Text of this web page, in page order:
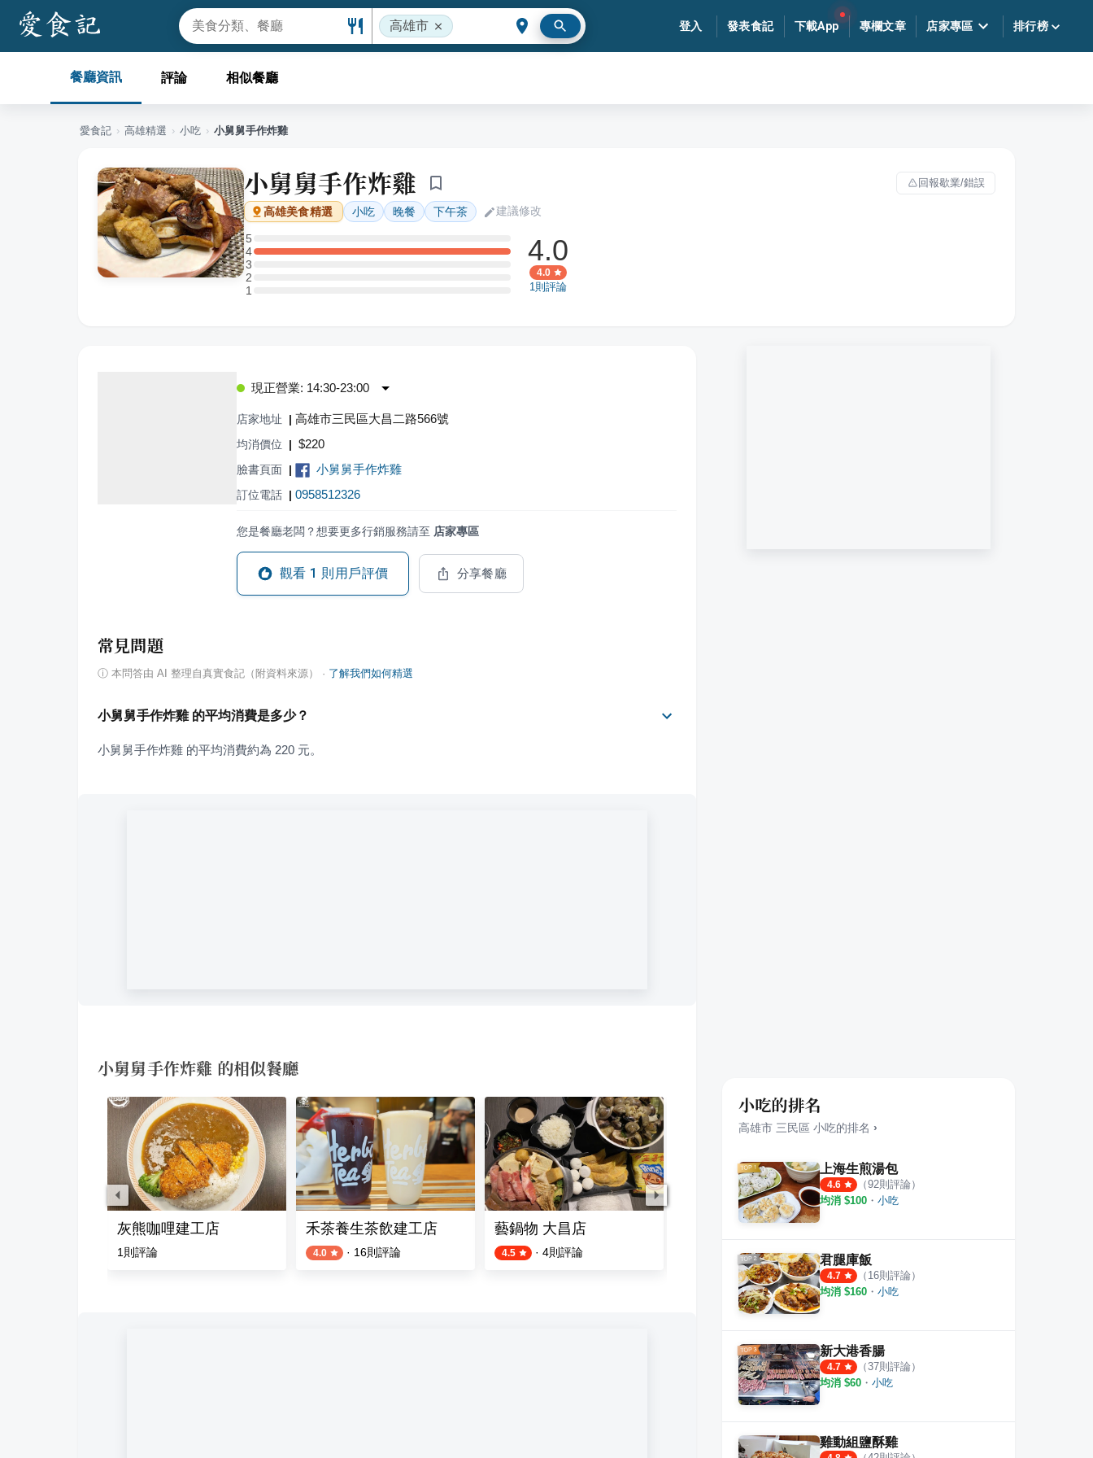
高雄市 登入 發表食記 下載App 專欄文章 店家專區 排行榜
餐廳資訊 評論 相似餐廳
愛食記 › 高雄精選 › 小吃 › 小舅舅手作炸雞
小舅舅手作炸雞 回報歇業/錯誤
高雄美食精選 小吃 晚餐 下午茶 建議修改
5
5 星：0 則評論
4
4 星：1 則評論
3
3 星：0 則評論
2
2 星：0 則評論
11 星：0 則評論
4.0
4.0
1則評論
現正營業: 14:30-23:00
店家地址 | 高雄市三民區大昌二路566號
均消價位 | $220
臉書頁面 | 小舅舅手作炸雞
訂位電話 | 0958512326
您是餐廳老闆？想要更多行銷服務請至 店家專區
觀看 1 則用戶評價 分享餐廳
常見問題
ⓘ 本問答由 AI 整理自真實食記（附資料來源） · 了解我們如何精選
小舅舅手作炸雞 的平均消費是多少？
小舅舅手作炸雞 的平均消費約為 220 元。
小舅舅手作炸雞 的相似餐廳
灰熊咖哩建工店
1 則評論
禾茶養生茶飲建工店
4.0 · 16則評論
藝鍋物 大昌店
4.5 · 4則評論 則評論
小吃的排名
高雄市 三民區 小吃的排名 ›
上海生煎湯包
4.6 （92則評論）
均消 $100 ・ 小吃
君腿庫飯
4.7 （ 16則評論）
均消 $160 ・ 小吃
新大港香腸
4.7 （37則評論）
均消 $60 ・ 小吃
雞動組鹽酥雞